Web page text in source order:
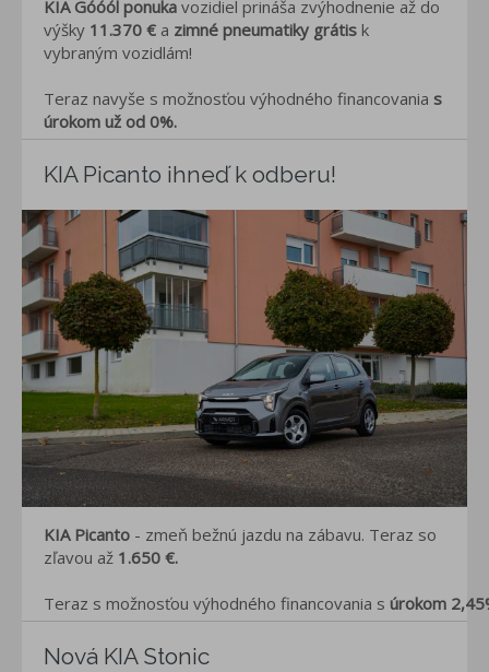
KIA Góóól ponuka vozidiel prináša zvýhodnenie až do
výšky 11.370 € a zimné pneumatiky grátis k
vybraným vozidlám!
Teraz navyše s možnosťou výhodného financovania s
úrokom už od 0%.
KIA Picanto ihneď k odberu!
KIA Picanto - zmeň bežnú jazdu na zábavu. Teraz so
zľavou až 1.650 €.
Teraz s možnosťou výhodného financovania s úrokom
Nová KIA Stonic